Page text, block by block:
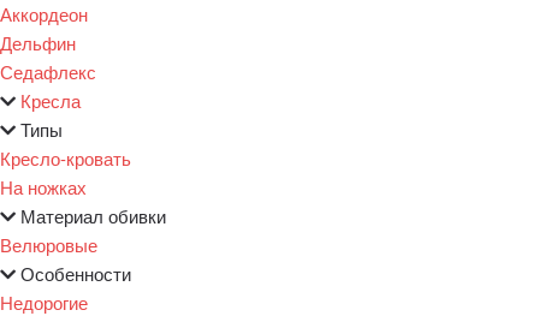
Аккордеон
Дельфин
Седафлекс
Кресла
Типы
Кресло-кровать
На ножках
Материал обивки
Велюровые
Особенности
Недорогие